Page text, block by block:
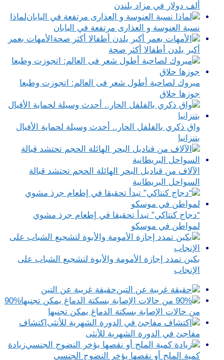
ألف دولار في مزاد بلندن
لماذا
نسبة العنوسة و العذارى مرتفعة في اليابان
الأمهات بعمر
أكبر يلدن أطفالا أكثر صحة
مبروك لصاحبة أطول شعر فى العالم: اتجوزت وطبعا
جوزها حلاق
واق ذكري بالفلفل الحار.. أحدث وسيلة لحماية الأفيال
بتنزانيا
الآلاف من قناديل البحر الهائلة الحجم تحتشد قبالة
السواحل البريطانية
“دجاج كنتاكي” تبدأ تحقيقا في إطعام جرذ مشوي
لمواطن في موسكو
بكين تمدد إجازة الأمومة والأبوة لتشجيع الشباب على
الإنجاب
حقيقة غريبة عن التين
90%
من حالات الإصابة بسكتة الدماغ يمكن تجنبها
اكتشاف
مفاجئ في الدورة الشهرية للأنثى
زيادة
كمية الملح أو نقصها يؤخر النضوج الجنسي